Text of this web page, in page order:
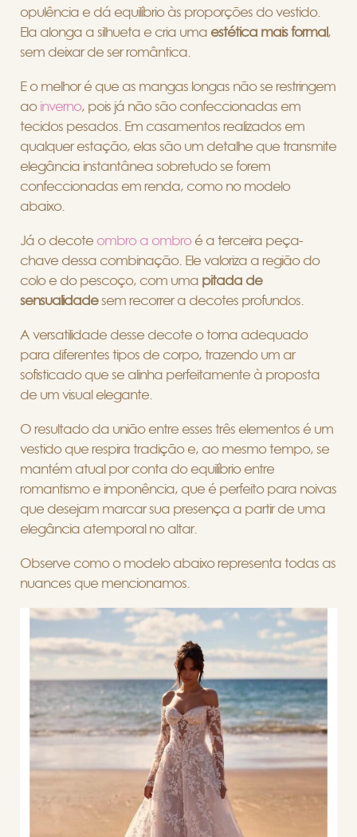
opulência e dá equilíbrio às proporções do vestido.
Ela alonga a silhueta e cria uma estética mais formal,
sem deixar de ser romântica.
E o melhor é que as mangas longas não se restringem
ao inverno, pois já não são confeccionadas em
tecidos pesados. Em casamentos realizados em
qualquer estação, elas são um detalhe que transmite
elegância instantânea sobretudo se forem
confeccionadas em renda, como no modelo
abaixo.
Já o decote ombro a ombroé a terceira peça-
chave dessa combinação. Ele valoriza a região do
colo e do pescoço, com uma pitada de
sensualidadesem recorrer a decotes profundos.
A versatilidade desse decote o torna adequado
para diferentes tipos de corpo, trazendo um ar
sofisticado que se alinha perfeitamente à proposta
de um visual elegante.
O resultado da união entre esses três elementos é um
vestido que respira tradição e, ao mesmo tempo, se
mantém atual por conta do equilíbrio entre
romantismo e imponência, que é perfeito para noivas
que desejam marcar sua presença a partir de uma
elegância atemporal no altar.
Observe como o modelo abaixo representa todas as
nuances que mencionamos.